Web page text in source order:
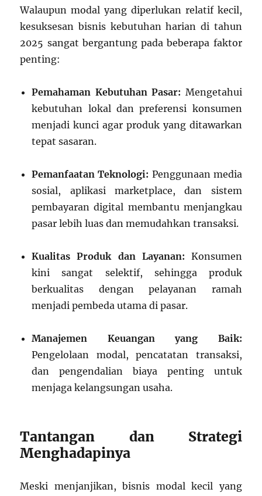
Walaupun modal yang diperlukan relatif kecil,
kesuksesan bisnis kebutuhan harian di tahun
2025 sangat bergantung pada beberapa faktor
penting:
Pemahaman Kebutuhan Pasar: Mengetahui
kebutuhan lokal dan preferensi konsumen
menjadi kunci agar produk yang ditawarkan
tepat sasaran.
Pemanfaatan Teknologi: Penggunaan media
sosial, aplikasi marketplace, dan sistem
pembayaran digital membantu menjangkau
pasar lebih luas dan memudahkan transaksi.
Kualitas Produk dan Layanan: Konsumen
kini sangat selektif, sehingga produk
berkualitas dengan pelayanan ramah
menjadi pembeda utama di pasar.
Manajemen Keuangan yang Baik:
Pengelolaan modal, pencatatan transaksi,
dan pengendalian biaya penting untuk
menjaga kelangsungan usaha.
Tantangan dan Strategi
Menghadapinya
Meski menjanjikan, bisnis modal kecil yang